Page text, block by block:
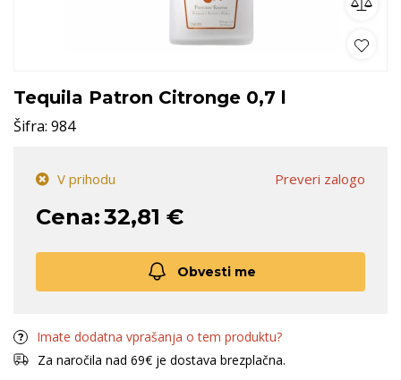
Tequila Patron Citronge 0,7 l
Šifra: 984
Preveri zalogo
V prihodu
Cena:32,81 €
Obvesti me
Imate dodatna vprašanja o tem produktu?
Za naročila nad 69€ je dostava brezplačna.